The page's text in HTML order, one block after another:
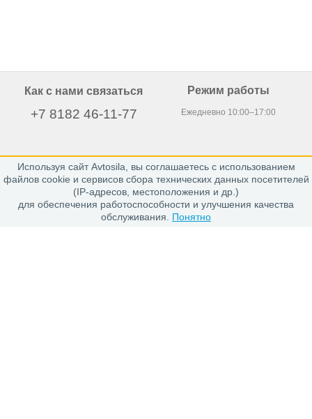
Используя сайт Avtosila, вы соглашаетесь с использованием
файлов cookie и сервисов сбора технических данных посетителей
(IP-адресов, местоположения и др.)
для обеспечения работоспособности и улучшения качества
обслуживания. Понятно
Как с нами связаться
+7 8182 46-11-77
163020, г. Архангельск,
пр. Никольский 15, офис 212
Режим работы
Ежедневно 10:00–17:00
Каталог